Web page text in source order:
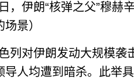
伊朗“核弹之父”穆赫
景）
对伊朗发动大规模袭
人均遭到暗杀。此举